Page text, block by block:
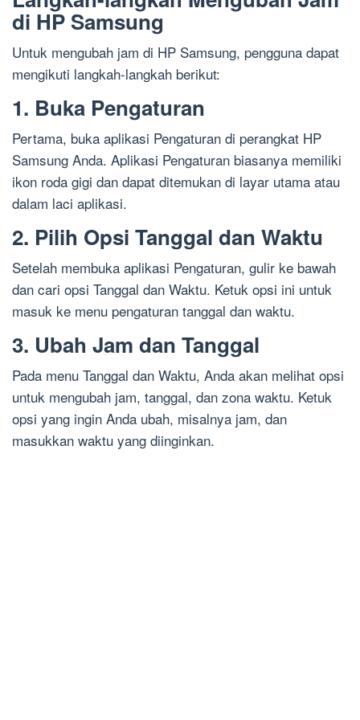
di HP Samsung
Untuk mengubah jam di HP Samsung, pengguna dapat
mengikuti langkah-langkah berikut:
1. Buka Pengaturan
Pertama, buka aplikasi Pengaturan di perangkat HP
Samsung Anda. Aplikasi Pengaturan biasanya memiliki
ikon roda gigi dan dapat ditemukan di layar utama atau
dalam laci aplikasi.
2. Pilih Opsi Tanggal dan Waktu
Setelah membuka aplikasi Pengaturan, gulir ke bawah
dan cari opsi Tanggal dan Waktu. Ketuk opsi ini untuk
masuk ke menu pengaturan tanggal dan waktu.
3. Ubah Jam dan Tanggal
Pada menu Tanggal dan Waktu, Anda akan melihat opsi
untuk mengubah jam, tanggal, dan zona waktu. Ketuk
opsi yang ingin Anda ubah, misalnya jam, dan
masukkan waktu yang diinginkan.